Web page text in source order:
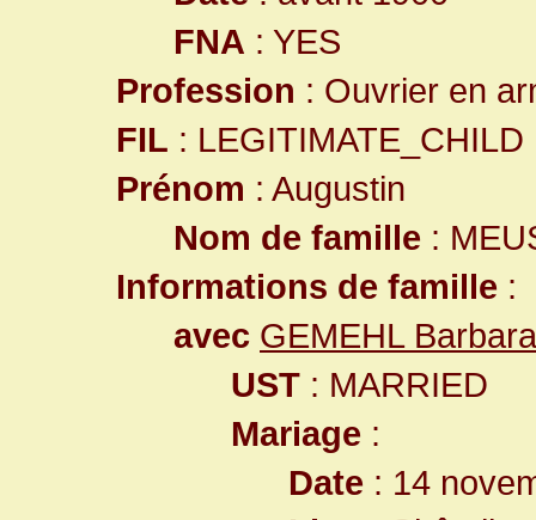
FNA : YES
Profession : Ouvrier en
FIL : LEGITIMATE_CHILD
Prénom : Augustin
Nom de famille :
Informations de famille :
avec GEMEHL Barbara
UST : MARRIED
Mariage :
Date : 14